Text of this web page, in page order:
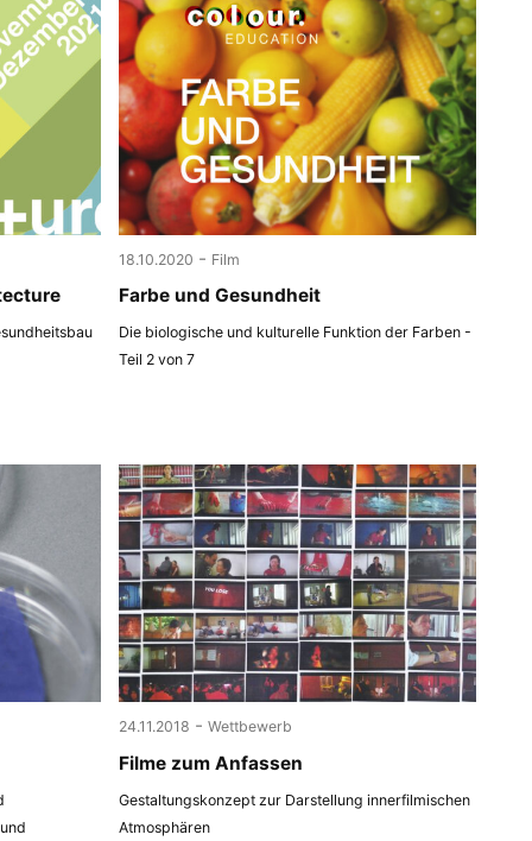
18.10.2020 - Film
Farbe und Gesundheit
Die biologische und kulturelle Funktion der Farben -
Teil 2 von 7
24.11.2018 - Wettbewerb
Filme zum Anfassen
Gestaltungskonzept zur Darstellung innerfilmischen
Atmosphären